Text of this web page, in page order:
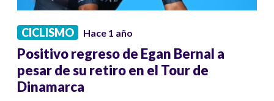
CICLISMO Hace 1 año
Positivo regreso de Egan Bernal a
pesar de su retiro en el Tour de
Dinamarca